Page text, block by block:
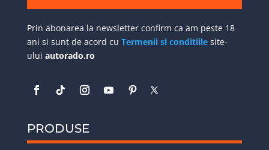
Prin abonarea la newsletter confirm ca am peste 18
ani si sunt de acord cu Termenii si conditiilesite-
ului autorado.ro
PRODUSE